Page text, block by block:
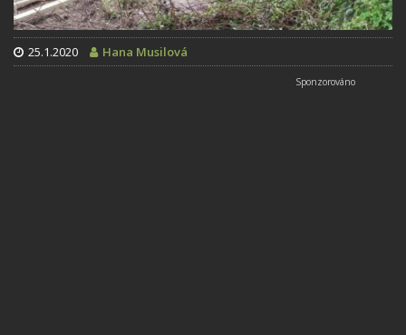
25.1.2020 Hana Musilová